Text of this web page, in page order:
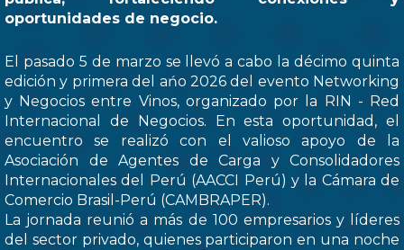
oportunidades de negocio.
El pasado 5 de marzo se llevó a cabo la décimo quinta
edición y primera del ańo 2026 del evento Networking
y Negocios entre Vinos, organizado por la RIN - Red
Internacional de Negocios. En esta oportunidad, el
encuentro se realizó con el valioso apoyo de la
Asociación de Agentes de Carga y Consolidadores
Internacionales del Perú (AACCI Perú) y la Cámara de
Comercio Brasil-Perú (CAMBRAPER).
La jornada reunió a más de 100 empresarios y líderes
del sector privado, quienes participaron en una noche